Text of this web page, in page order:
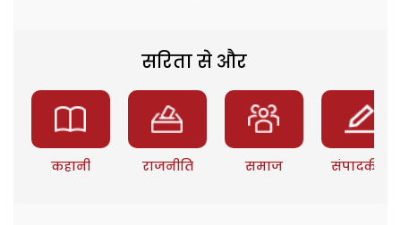
सरिता से और
कहानी राजनीति समाज संपादकीय